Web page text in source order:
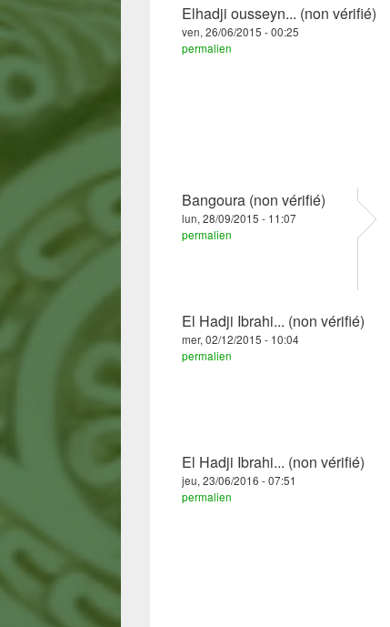
Elhadji ousseyn... (non vérifié)
ven, 26/06/2015 - 00:25
permalien
Bangoura (non vérifié)
lun, 28/09/2015 - 11:07
permalien
El Hadji Ibrahi... (non vérifié)
mer, 02/12/2015 - 10:04
permalien
El Hadji Ibrahi... (non vérifié)
jeu, 23/06/2016 - 07:51
permalien